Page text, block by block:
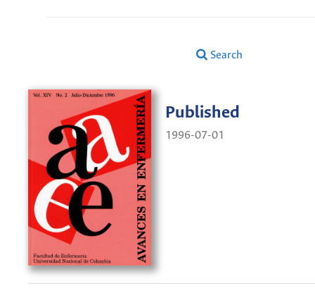
Search
Published
1996-07-01